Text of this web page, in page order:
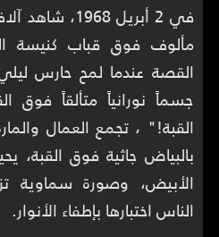
في 2 أبريل
مألوف فوق قباب كنيسة
القصة عندما لمح حارس
جسماً نورانياً متألقاً
القبة!" ، تجمع العمال
بالبياض جاثية فوق القبة،
الأبيض، وصورة سماوية
الناس اختبارها بإطفاء الأنوار.